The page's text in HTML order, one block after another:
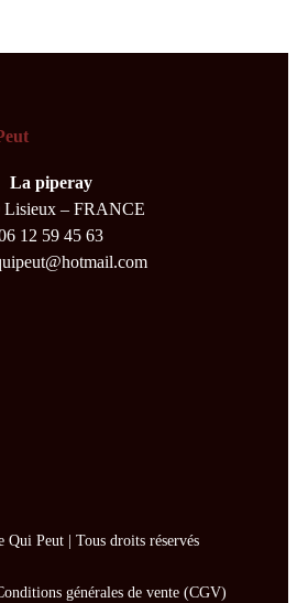
La piperay
Lisieux – FRANCE
12 59 45 63
Qui Peut| Tous droits réservés
générales de vente (CGV)